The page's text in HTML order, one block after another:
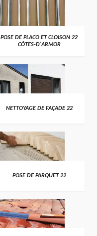
POSE DE PLACO ET CLOISON 22
CÔTES-D'ARMOR
NETTOYAGE DE FAÇADE 22
POSE DE PARQUET 22